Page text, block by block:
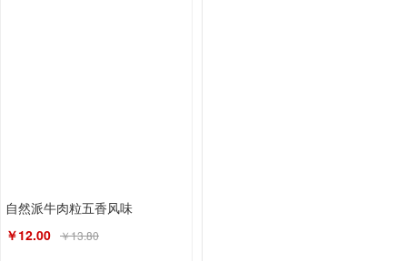
自然派牛肉粒五香风味
￥12.00 ￥13.80